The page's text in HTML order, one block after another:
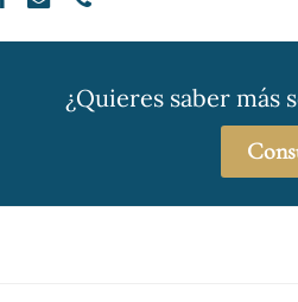
¿Quieres saber más